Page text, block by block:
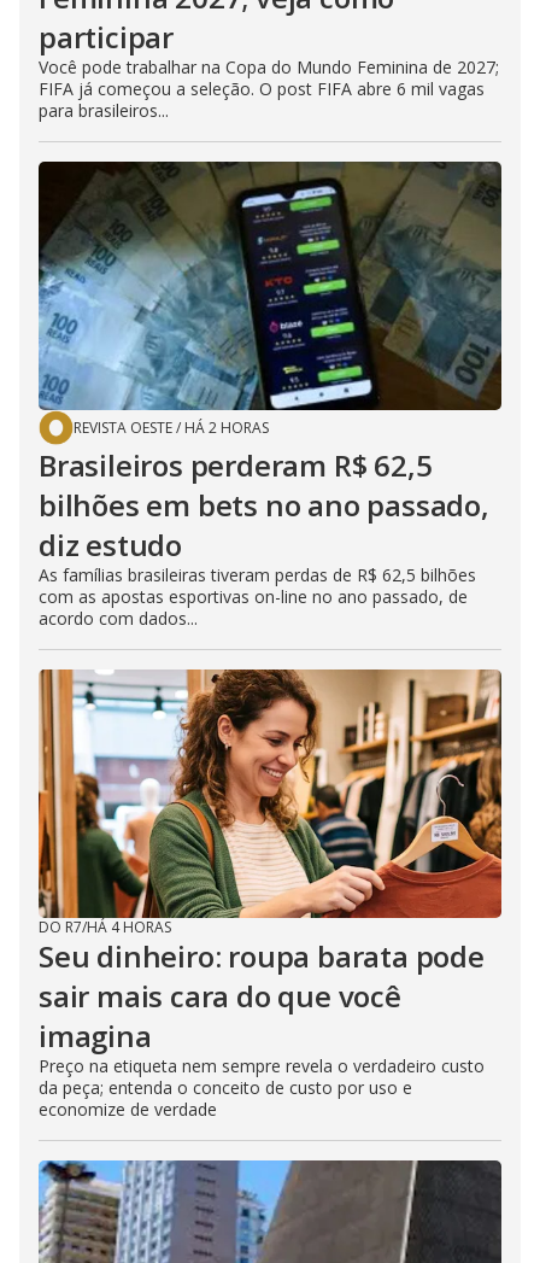
participar
Você pode trabalhar na Copa do Mundo Feminina de 2027;
FIFA já começou a seleção. O post FIFA abre 6 mil vagas
para brasileiros...
REVISTA OESTE/ HÁ 2 HORAS
Brasileiros perderam R$ 62,5
bilhões em bets no ano passado,
diz estudo
As famílias brasileiras tiveram perdas de R$ 62,5 bilhões
com as apostas esportivas on-line no ano passado, de
acordo com dados...
DO R7/HÁ 4 HORAS
Seu dinheiro: roupa barata pode
sair mais cara do que você
imagina
Preço na etiqueta nem sempre revela o verdadeiro custo
da peça; entenda o conceito de custo por uso e
economize de verdade